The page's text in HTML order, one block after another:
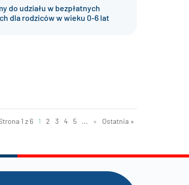
do udziału w bezpłatnych
dla rodziców w wieku 0-6 lat
1 z 6 1 2 3 4 5 ... » Ostatnia »